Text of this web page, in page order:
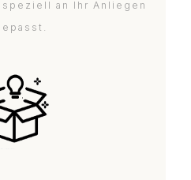
an Ihr Anliegen